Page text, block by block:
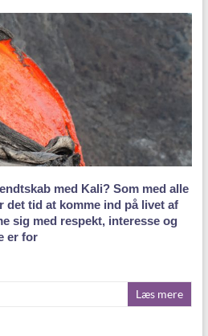
med Kali? Som med alle
det tid at komme ind på livet af
sig med respekt, interesse og
er for
Læs mere